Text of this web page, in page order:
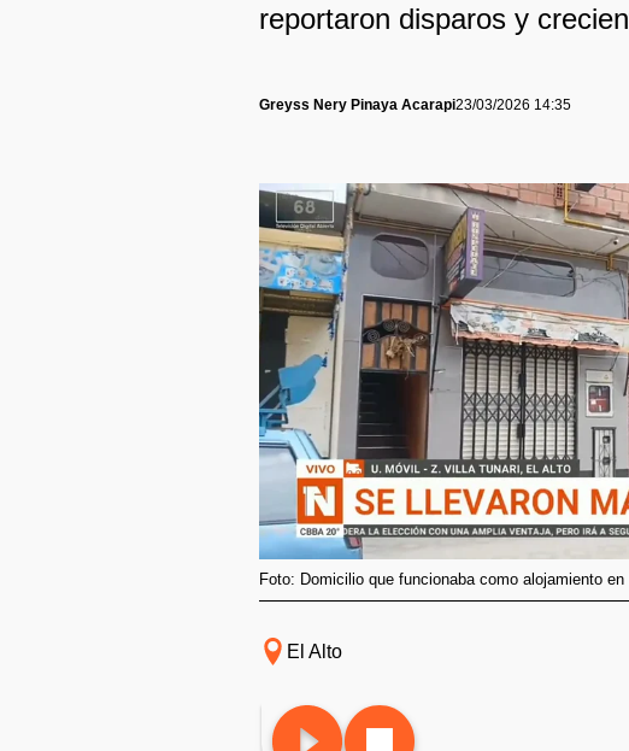
reportaron disparos y
Greyss Nery Pinaya Acarapi23/03/2026 14:35
Foto: Domicilio que funcionaba como alojamiento en
El Alto